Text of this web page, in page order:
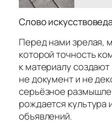
Слово
Перед нами зрелая,
которой точность
к материалу
не документ и не
серьёзное
рождается культура
объявлений.